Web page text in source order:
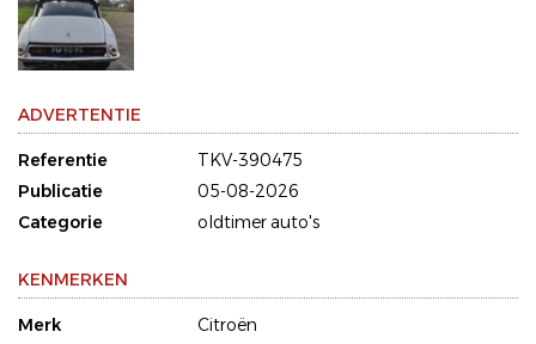
ADVERTENTIE
Referentie
TKV-390475
Publicatie
05-08-2026
Categorie
oldtimer auto's
KENMERKEN
Merk
Citroën